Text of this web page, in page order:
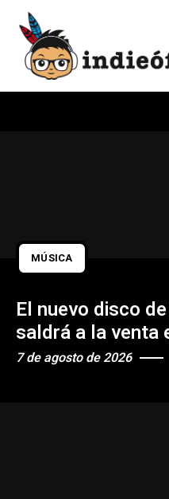
MÚSICA
El nuevo disco
saldrá a la venta
7 de agosto de 2026